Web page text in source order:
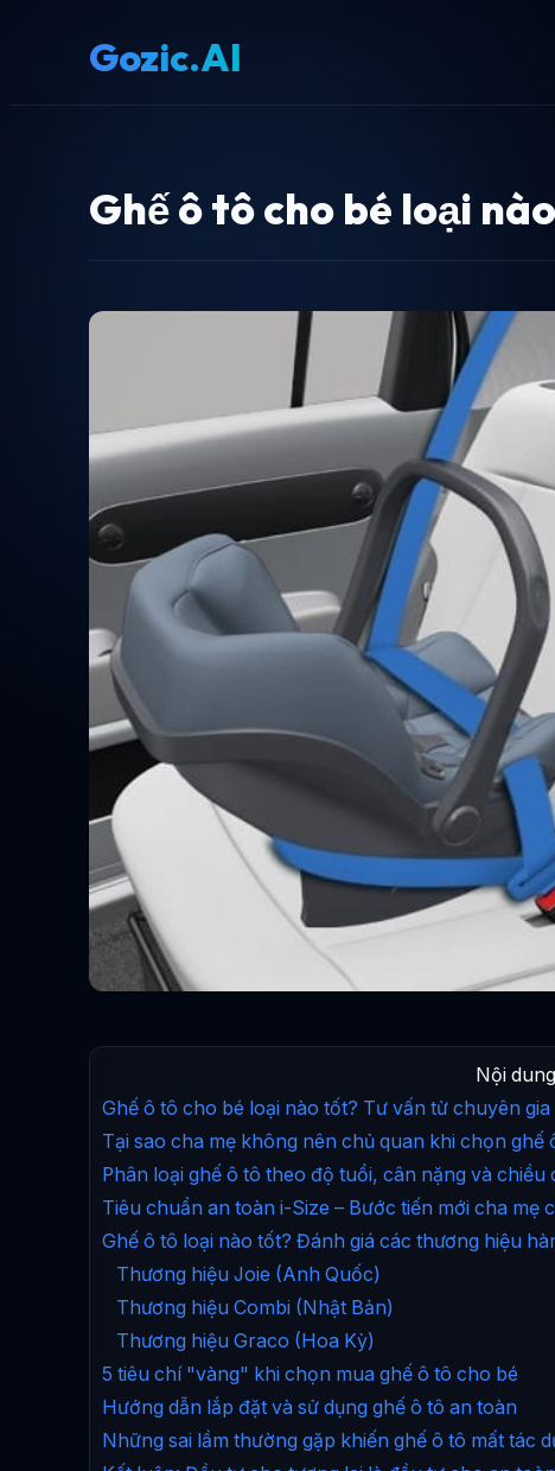
Gozic.AI
Ghế ô tô cho bé loại
Nội
Ghế ô tô cho bé loại nào tốt? Tư vấn từ chuyên gia
Tại sao cha mẹ không nên chủ quan khi chọn ghế
Phân loại ghế ô tô theo độ tuổi, cân nặng và chiều
Tiêu chuẩn an toàn i-Size – Bước tiến mới cha mẹ
Ghế ô tô loại nào tốt? Đánh giá các thương hiệu
Thương hiệu Joie (Anh Quốc)
Thương hiệu Combi (Nhật Bản)
Thương hiệu Graco (Hoa Kỳ)
5 tiêu chí "vàng" khi chọn mua ghế ô tô cho bé
Hướng dẫn lắp đặt và sử dụng ghế ô tô an toàn
Những sai lầm thường gặp khiến ghế ô tô mất tác